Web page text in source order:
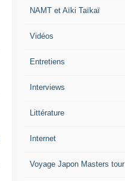
NAMT et Aïki Taïkaï
Vidéos
Entretiens
Interviews
Littérature
Internet
Voyage Japon Masters tour